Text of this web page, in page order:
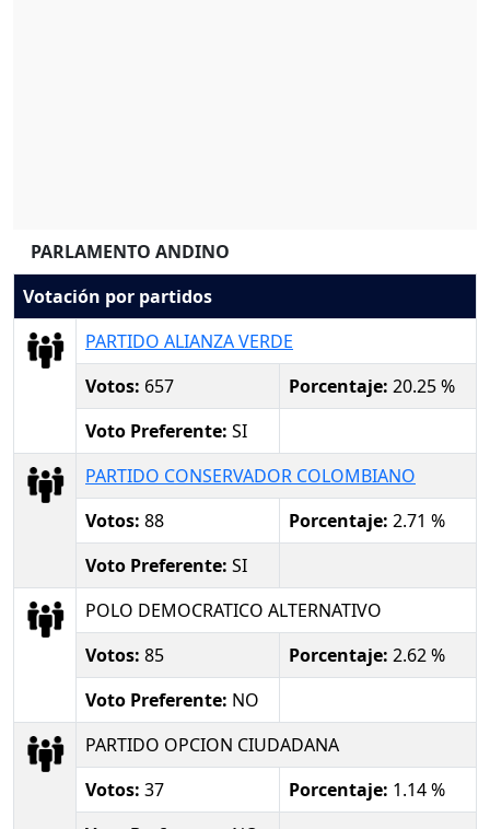
PARLAMENTO ANDINO
Votación por partidos
PARTIDO ALIANZA VERDE
Votos: 657 Porcentaje: 20.25 %
Voto Preferente: SI
PARTIDO CONSERVADOR COLOMBIANO
Votos: 88 Porcentaje: 2.71 %
Voto Preferente: SI
POLO DEMOCRATICO ALTERNATIVO
Votos: 85 Porcentaje: 2.62 %
Voto Preferente: NO
PARTIDO OPCION CIUDADANA
Votos: 37 Porcentaje: 1.14 %